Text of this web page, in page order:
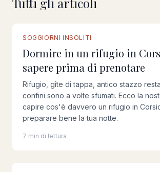
SOGGIORNI INSOLITI
Dormire in un rifugio in
sapere prima di prenotare
Rifugio, gîte di tappa, antico stazzo
confini sono a volte sfumati. Ecco la
capire cos'è davvero un rifugio in
preparare bene la tua notte.
7 min di lettura